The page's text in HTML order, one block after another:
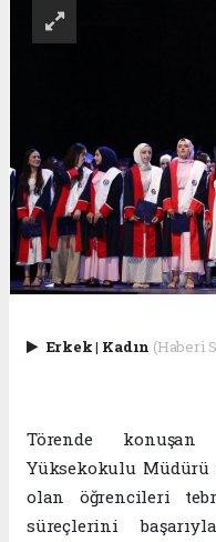
Erkek| Kadın (Haberi
Törende
Yüksekokulu Müdürü
olan öğrencileri
süreçlerini